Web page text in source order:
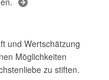
und Wertschätzung
Möglichkeiten
zu stiften.